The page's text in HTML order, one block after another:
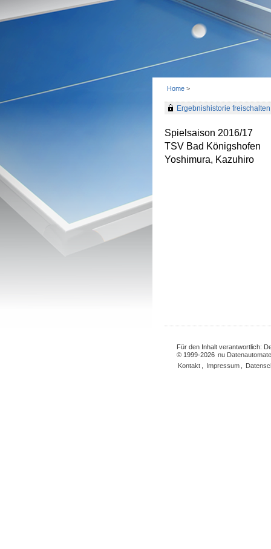
Home >
Ergebnishistorie freischalten
Spielsaison 2016/17
TSV Bad Königshofen
Yoshimura, Kazuhiro
Für den Inhalt verantwortlich:
© 1999-2026 nu
Kontakt
Impressum